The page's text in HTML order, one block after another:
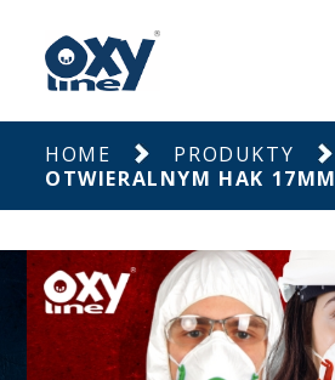
HOME PRODUKTY
OTWIERALNYM HAK